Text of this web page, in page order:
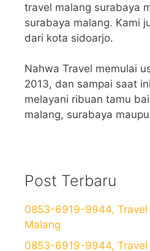
travel malang surabaya
surabaya malang. Kami
dari kota sidoarjo.
Nahwa Travel memulai
2013, dan sampai saat
melayani ribuan tamu
malang, surabaya
Post Terbaru
0853-6919-9944, Travel
Malang
0853-6919-9944, Travel